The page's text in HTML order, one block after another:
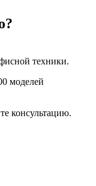
техники.
моделей
консультацию.